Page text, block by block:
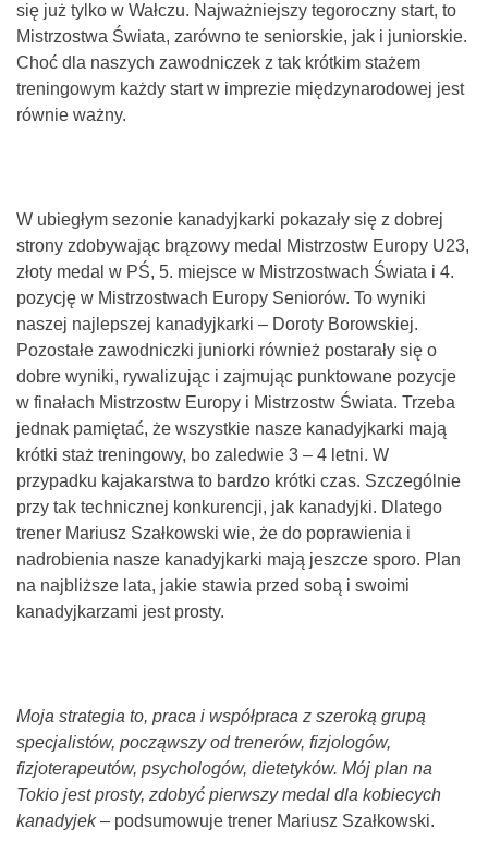
się już tylko w Wałczu. Najważniejszy tegoroczny start, to
Mistrzostwa Świata, zarówno te seniorskie, jak i juniorskie.
Choć dla naszych zawodniczek z tak krótkim stażem
treningowym każdy start w imprezie międzynarodowej jest
równie ważny.
W ubiegłym sezonie kanadyjkarki pokazały się z dobrej
strony zdobywając brązowy medal Mistrzostw Europy U23,
złoty medal w PŚ, 5. miejsce w Mistrzostwach Świata i 4.
pozycję w Mistrzostwach Europy Seniorów. To wyniki
naszej najlepszej kanadyjkarki – Doroty Borowskiej.
Pozostałe zawodniczki juniorki również postarały się o
dobre wyniki, rywalizując i zajmując punktowane pozycje
w finałach Mistrzostw Europy i Mistrzostw Świata. Trzeba
jednak pamiętać, że wszystkie nasze kanadyjkarki mają
krótki staż treningowy, bo zaledwie 3 – 4 letni. W
przypadku kajakarstwa to bardzo krótki czas. Szczególnie
przy tak technicznej konkurencji, jak kanadyjki. Dlatego
trener Mariusz Szałkowski wie, że do poprawienia i
nadrobienia nasze kanadyjkarki mają jeszcze sporo. Plan
na najbliższe lata, jakie stawia przed sobą i swoimi
kanadyjkarzami jest prosty.
Moja strategia to, praca i współpraca z szeroką grupą
specjalistów, począwszy od trenerów, fizjologów,
fizjoterapeutów, psychologów, dietetyków. Mój plan na
Tokio jest prosty, zdobyć pierwszy medal dla kobiecych
kanadyjek – podsumowuje trener Mariusz Szałkowski.